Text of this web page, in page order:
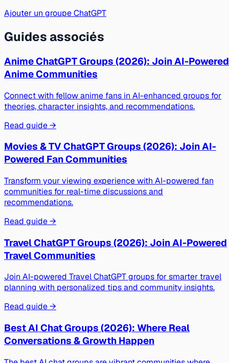
Ajouter un groupe ChatGPT
Guides associés
Anime ChatGPT Groups (2026): Join AI-Powered
Anime Communities
Connect with fellow anime fans in AI-enhanced groups for
theories, character insights, and recommendations.
Read guide →
Movies & TV ChatGPT Groups (2026): Join AI-
Powered Fan Communities
Transform your viewing experience with AI-powered fan
communities for real-time discussions and
recommendations.
Read guide →
Travel ChatGPT Groups (2026): Join AI-Powered
Travel Communities
Join AI-powered Travel ChatGPT groups for smarter travel
planning with personalized tips and community insights.
Read guide →
Best AI Chat Groups (2026): Where Real
Conversations & Growth Happen